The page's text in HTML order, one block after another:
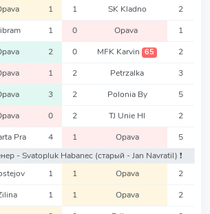
1 1 SK Kladno 2
1 0 Opava 1
2 0 MFK Karvin 65 2
1 2 Petrzalka 3
3 2 Polonia By 5
0 2 TJ Unie Hl 2
Pra 4 1 Opava
5
- Svatopluk Habanec (старый - Jan Navratil) ❗️
1 1 Opava 2
1 1 Opava 2